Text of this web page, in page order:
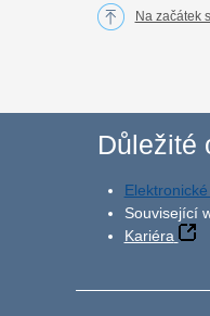
Na začátek
Důležité
Související
Kariéra